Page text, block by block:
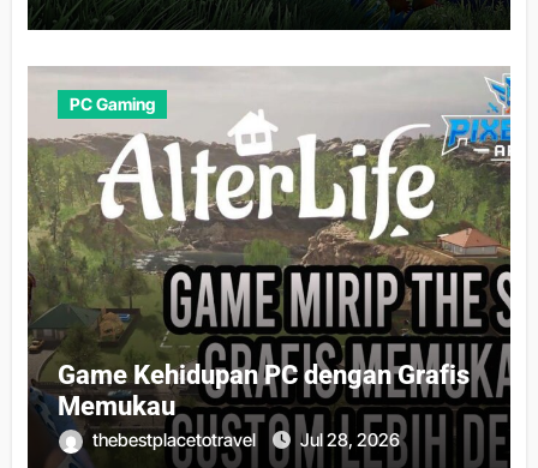
PC Gaming
Game Kehidupan PC dengan Grafis
Memukau
thebestplacetotravel Jul 28, 2026